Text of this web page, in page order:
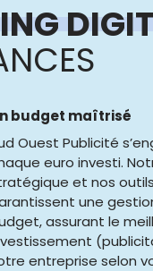
budget maîtrisé
Ouest Publicité
euro investi.
et nos
une
assurant le
entreprise selon